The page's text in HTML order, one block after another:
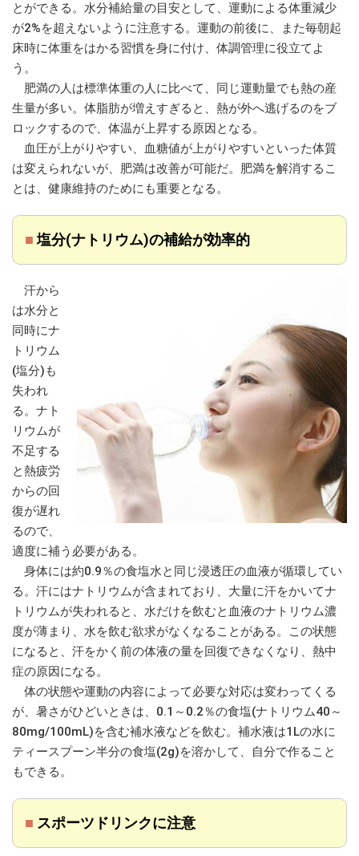
とができる。水分補給量の目安として、運動による体重減少
が2%を超えないように注意する。運動の前後に、また毎朝起
床時に体重をはかる習慣を身に付け、体調管理に役立てよ
う。
肥満の人は標準体重の人に比べて、同じ運動量でも熱の産
生量が多い。体脂肪が増えすぎると、熱が外へ逃げるのをブ
ロックするので、体温が上昇する原因となる。
血圧が上がりやすい、血糖値が上がりやすいといった体質
は変えられないが、肥満は改善が可能だ。肥満を解消するこ
とは、健康維持のためにも重要となる。
■塩分(ナトリウム)の補給が効率的
汗から
は水分と
同時にナ
トリウム
(塩分)も
失われ
る。ナト
リウムが
不足する
と熱疲労
からの回
復が遅れ
るので、
適度に補う必要がある。
身体には約0.9％の食塩水と同じ浸透圧の血液が循環してい
る。汗にはナトリウムが含まれており、大量に汗をかいてナ
トリウムが失われると、水だけを飲むと血液のナトリウム濃
度が薄まり、水を飲む欲求がなくなることがある。この状態
になると、汗をかく前の体液の量を回復できなくなり、熱中
症の原因になる。
体の状態や運動の内容によって必要な対応は変わってくる
が、暑さがひどいときは、0.1～0.2％の食塩(ナトリウム40～
80mg/100mL)を含む補水液などを飲む。補水液は1Lの水に
ティースプーン半分の食塩(2g)を溶かして、自分で作ること
もできる。
■ スポーツドリンクに注意